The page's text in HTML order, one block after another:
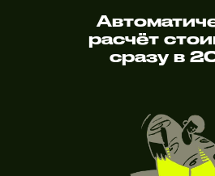
расчёт
сразу в